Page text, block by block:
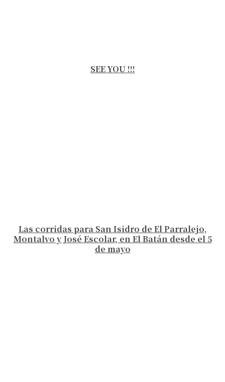
SEE YOU !!!
Las corridas para San Isidro de El Parralejo,
Montalvo y José Escolar, en El Batán desde el 5
de mayo